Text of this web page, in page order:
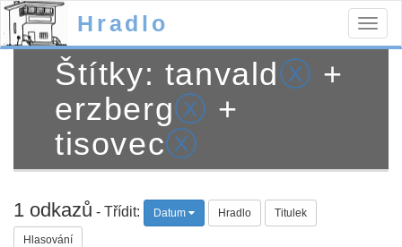
Hradlo
Štítky: tanvaldⓧ +
erzbergⓧ +
tisovecⓧ
1 odkazů - Třídit: Datum Hradlo Titulek
Hlasování